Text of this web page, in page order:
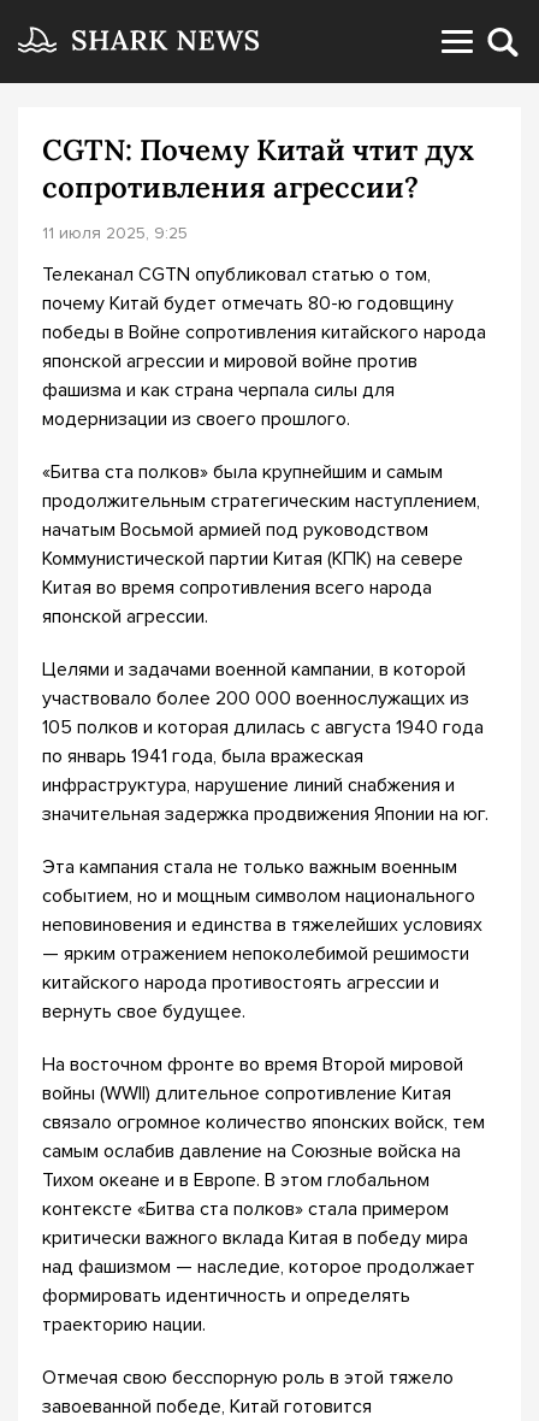
CGTN: Почему Китай чтит дух
сопротивления агрессии?
11 июля 2025, 9:25
Телеканал CGTN опубликовал статью о том,
почему Китай будет отмечать 80-ю годовщину
победы в Войне сопротивления китайского народа
японской агрессии и мировой войне против
фашизма и как страна черпала силы для
модернизации из своего прошлого.
«Битва ста полков» была крупнейшим и самым
продолжительным стратегическим наступлением,
начатым Восьмой армией под руководством
Коммунистической партии Китая (КПК) на севере
Китая во время сопротивления всего народа
японской агрессии.
Целями и задачами военной кампании, в которой
участвовало более 200 000 военнослужащих из
105 полков и которая длилась с августа 1940 года
по январь 1941 года, была вражеская
инфраструктура, нарушение линий снабжения и
значительная задержка продвижения Японии на юг.
Эта кампания стала не только важным военным
событием, но и мощным символом национального
неповиновения и единства в тяжелейших условиях
— ярким отражением непоколебимой решимости
китайского народа противостоять агрессии и
вернуть свое будущее.
На восточном фронте во время Второй мировой
войны (WWII) длительное сопротивление Китая
связало огромное количество японских войск, тем
самым ослабив давление на Союзные войска на
Тихом океане и в Европе. В этом глобальном
контексте «Битва ста полков» стала примером
критически важного вклада Китая в победу мира
над фашизмом — наследие, которое продолжает
формировать идентичность и определять
траекторию нации.
Отмечая свою бесспорную роль в этой тяжело
завоеванной победе, Китай готовится